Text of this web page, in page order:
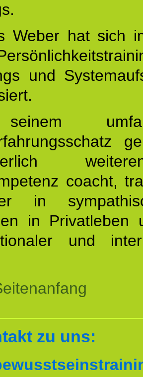
Weber hat sich
und
coacht,
in
in Privatleben
und
zu uns: